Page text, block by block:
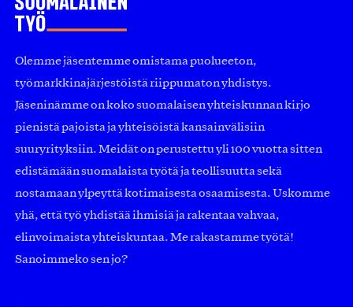
Olemme jäsentemme omistama puolueeton,
työmarkkinajärjestöistä riippumaton yhdistys.
Jäseninämme on koko suomalaisen yhteiskunnan kirjo
pienistä pajoista ja yhteisöistä kansainvälisiin
suuryrityksiin. Meidät on perustettu yli 100 vuotta sitten
edistämään suomalaista työtä ja teollisuutta sekä
nostamaan ylpeyttä kotimaisesta osaamisesta. Uskomme
yhä, että työ yhdistää ihmisiä ja rakentaa vahvaa,
elinvoimaista yhteiskuntaa. Me rakastamme työtä!
Sanoimmeko sen jo?